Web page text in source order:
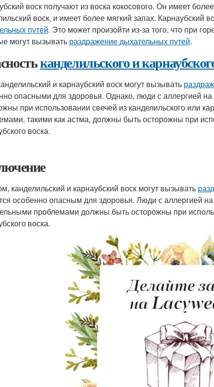
воск получают из воска кокосового. Он имеет
воск, и имеет более мягкий запах. Карнаубский
путей. Это может произойти из-за того, что при
могут вызывать раздражение дыхательных путей.
канделильского и
и карнаубский воск могут вызывать
опасными для здоровья. Однако, люди с аллергией
при использовании свечей из канделильского или
такими как астма, должны быть осторожны при
воска.
канделильский и карнаубский воск могут вызывать
особенно опасным для здоровья. Люди с аллергией
проблемами должны быть осторожны при
воска.